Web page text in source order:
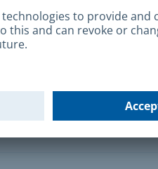
procedente de un
por cuenta ajena